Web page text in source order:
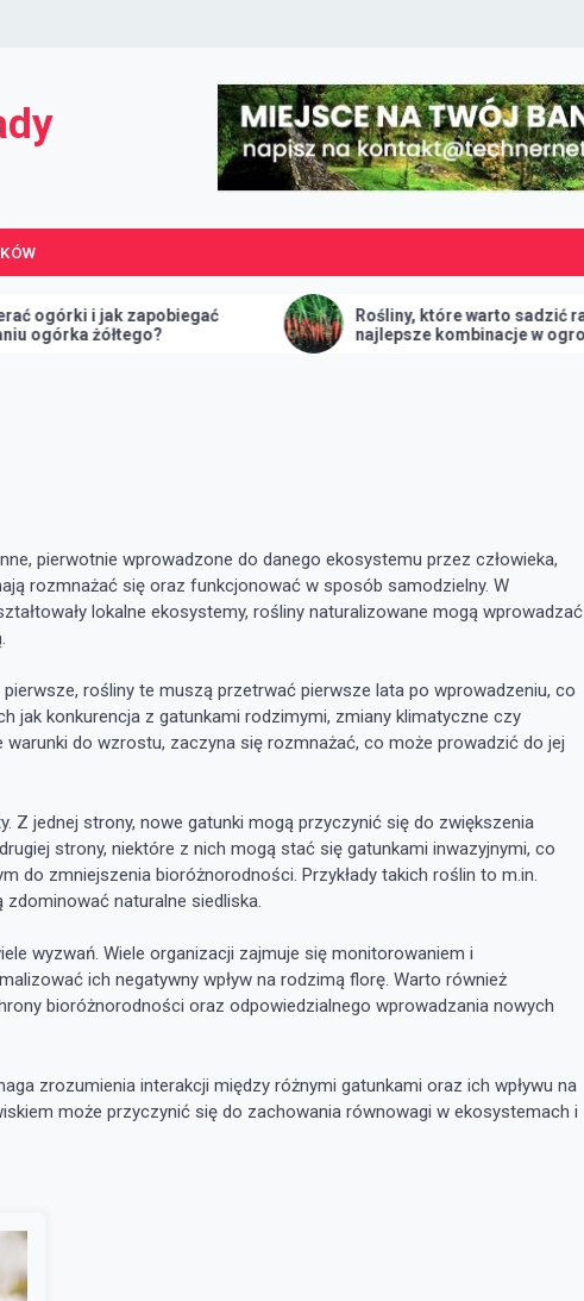
zapobiegać
Rośliny, które warto sadzić razem –
najlepsze kombinacje w ogrodzie i
warzywniku
pierwotnie wprowadzone do danego ekosystemu przez człowieka,
rozmnażać się oraz funkcjonować w sposób samodzielny. W
lokalne ekosystemy, rośliny naturalizowane mogą wprowadzać
rośliny te muszą przetrwać pierwsze lata po wprowadzeniu, co
jak konkurencja z gatunkami rodzimymi, zmiany klimatyczne czy
do wzrostu, zaczyna się rozmnażać, co może prowadzić do jej
Z jednej strony, nowe gatunki mogą przyczynić się do zwiększenia
strony, niektóre z nich mogą stać się gatunkami inwazyjnymi, co
do zmniejszenia bioróżnorodności. Przykłady takich roślin to m.in.
naturalne siedliska.
wyzwań. Wiele organizacji zajmuje się monitorowaniem i
ich negatywny wpływ na rodzimą florę. Warto również
bioróżnorodności oraz odpowiedzialnego wprowadzania nowych
zrozumienia interakcji między różnymi gatunkami oraz ich wpływu na
może przyczynić się do zachowania równowagi w ekosystemach i